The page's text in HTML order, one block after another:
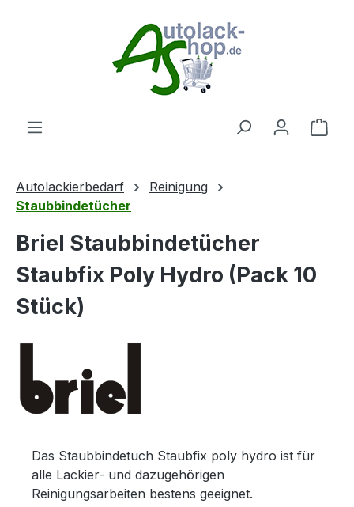
Autolackierbedarf
Reinigung
Staubbindetücher
Briel Staubbindetücher
Staubfix Poly Hydro (Pack 10
Stück)
Das Staubbindetuch Staubfix poly hydro ist für
alle Lackier- und dazugehörigen
Reinigungsarbeiten bestens geeignet.